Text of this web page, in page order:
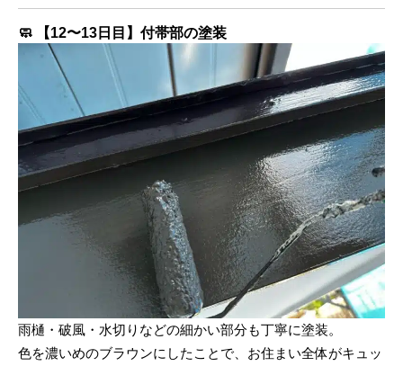
🧼 【12〜13日目】付帯部の塗装
雨樋・破風・水切りなどの細かい部分も丁寧に塗装。
色を濃いめのブラウンにしたことで、お住まい全体がキュッ